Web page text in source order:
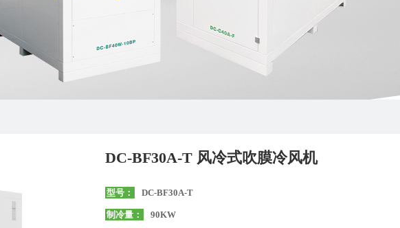
DC-BF30A-T 风冷式吹膜冷风机
型号： DC-BF30A-T
制冷量： 90KW